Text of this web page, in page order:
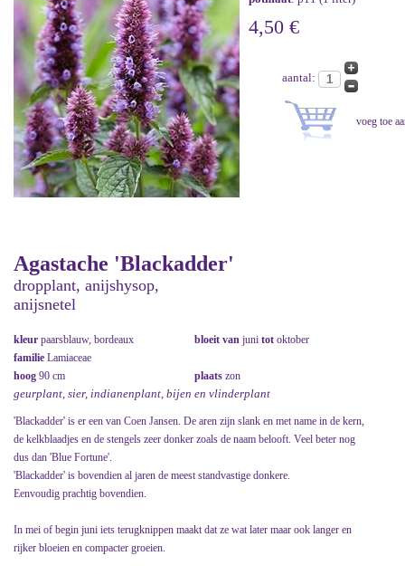
4,50 €
aantal:
Agastache 'Blackadder'
dropplant, anijshysop,
anijsnetel
kleur paarsblauw, bordeaux bloeit van juni tot oktober
familie Lamiaceae
hoog 90 cm plaats zon
geurplant, sier, indianenplant, bijen en vlinderplant
'Blackadder' is er een van Coen Jansen. De aren zijn slank en met name in de kern,
de kelkblaadjes en de stengels zeer donker zoals de naam belooft. Veel beter nog
dus dan 'Blue Fortune'.
'Blackadder' is bovendien al jaren de meest standvastige donkere.
Eenvoudig prachtig bovendien.
In mei of begin juni iets terugknippen maakt dat ze wat later maar ook langer en
rijker bloeien en compacter groeien.